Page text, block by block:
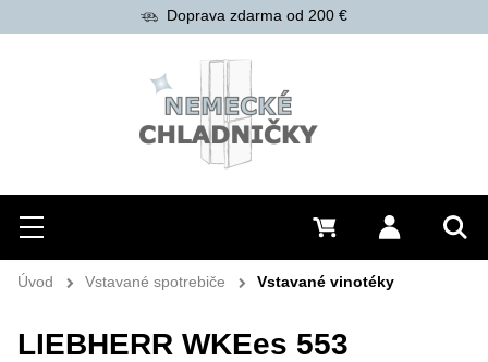
Hľadať
Menu Prihlásiť
0 €
Doprava zdarma od 200 €
Úvod Vstavané spotrebiče Vstavané vinotéky
LIEBHERR WKEes 553